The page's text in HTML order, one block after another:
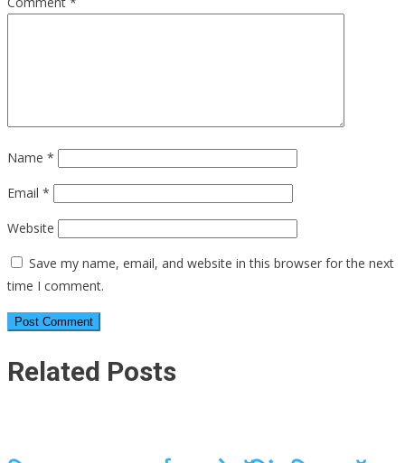
Name *
Email *
Website
Save my name, email, and website in this browser for the next
time I comment.
Related Posts